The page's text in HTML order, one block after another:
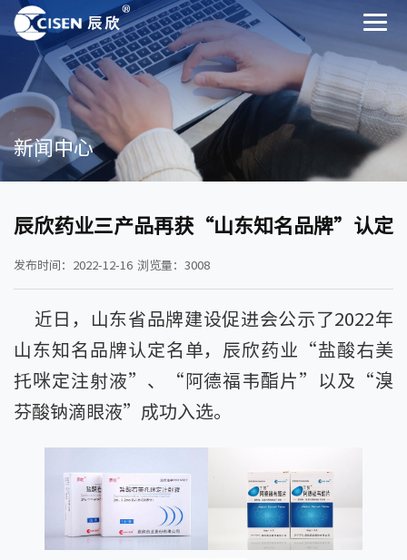
新闻中心
辰欣药业三产品再获“山东知名品牌”认定
发布时间：2022-12-16 浏览量：3008
近日，山东省品牌建设促进会公示了2022年
山东知名品牌认定名单，辰欣药业“盐酸右美
托咪定注射液”、“阿德福韦酯片”以及“溴
芬酸钠滴眼液”成功入选。